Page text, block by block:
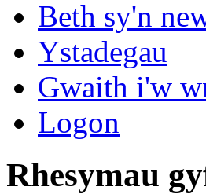
Beth sy'n
Ystadegau
Gwaith i'w
Logon
Rhesymau